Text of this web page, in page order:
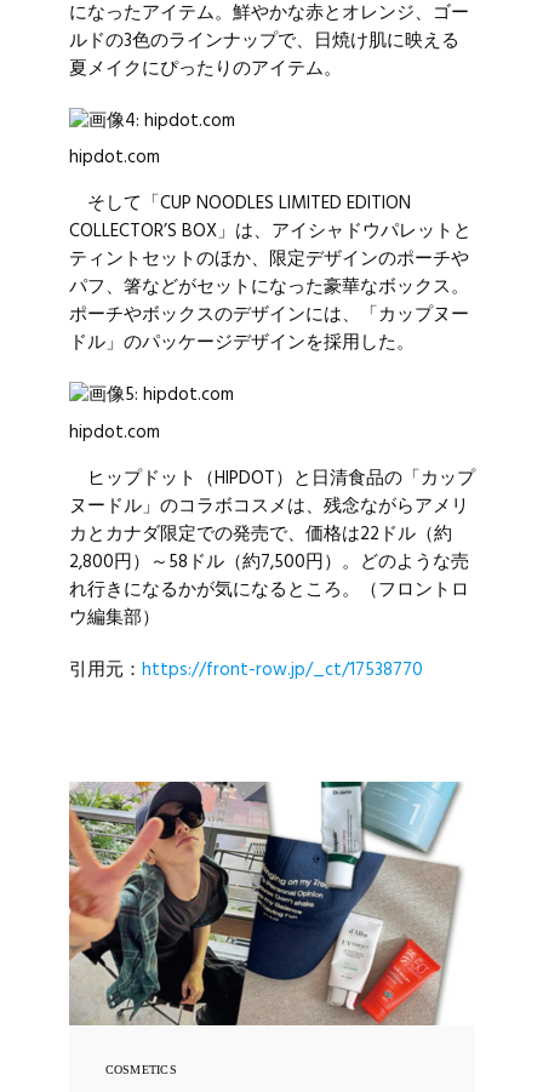
になったアイテム。鮮やかな赤とオレンジ、ゴー
ルドの3色のラインナップで、日焼け肌に映える
夏メイクにぴったりのアイテム。
hipdot.com
そして「CUP NOODLES LIMITED EDITION
COLLECTOR’S BOX」は、アイシャドウパレットと
ティントセットのほか、限定デザインのポーチや
パフ、箸などがセットになった豪華なボックス。
ポーチやボックスのデザインには、「カップヌー
ドル」のパッケージデザインを採用した。
hipdot.com
ヒップドット（HIPDOT）と日清食品の「カップ
ヌードル」のコラボコスメは、残念ながらアメリ
カとカナダ限定での発売で、価格は22ドル（約
2,800円）～58ドル（約7,500円）。どのような売
れ行きになるかが気になるところ。（フロントロ
ウ編集部）
引用元： https://front-row.jp/_ct/17538770
COSMETICS